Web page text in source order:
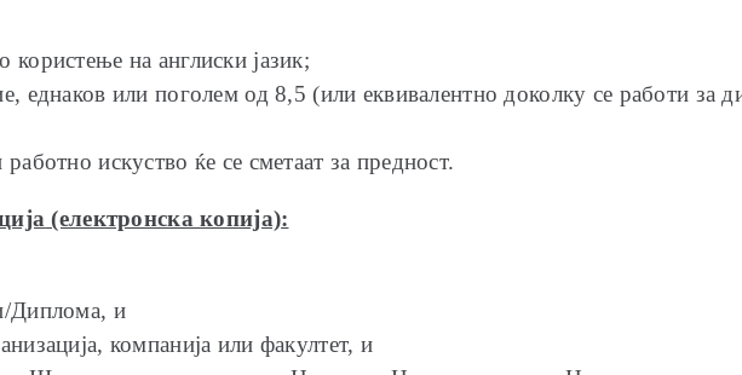
на англиски јазик;
еднаков или поголем од 8,5 (или еквивалентно доколку се работи за
искуство ќе се сметаат за предност.
(електронска копија):
Диплома, и
компанија или факултет, и